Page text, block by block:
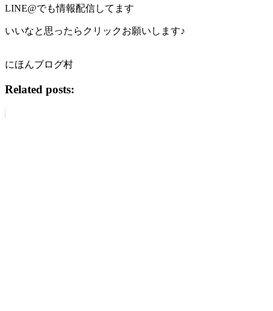
LINE@でも情報配信してます
いいなと思ったらクリックお願いします♪
にほんブログ村
Related posts: